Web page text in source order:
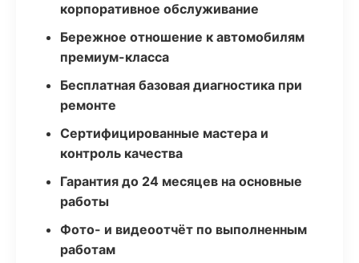
корпоративное обслуживание
Бережное отношение к автомобилям
премиум-класса
Бесплатная базовая диагностика при
ремонте
Сертифицированные мастера и
контроль качества
Гарантия до 24 месяцев на основные
работы
Фото- и видеоотчёт по выполненным
работам